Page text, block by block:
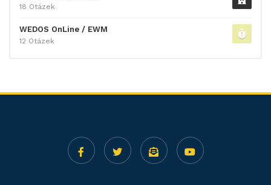
18 Otázek
WEDOS OnLine / EWM
12 Otázek